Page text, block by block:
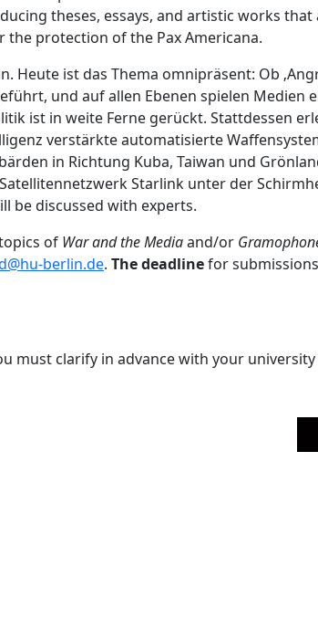
theses, essays, and artistic works
protection of the Pax Americana.
ist das Thema omnipräsent: Ob
und auf allen Ebenen spielen Medien
ist in weite Ferne gerückt. Stattdessen
verstärkte automatisierte
in Richtung Kuba, Taiwan und
Starlink unter der
be discussed with experts.
of War and the Mediaand/or
berlin.de. The deadlinefor
must clarify in advance with your